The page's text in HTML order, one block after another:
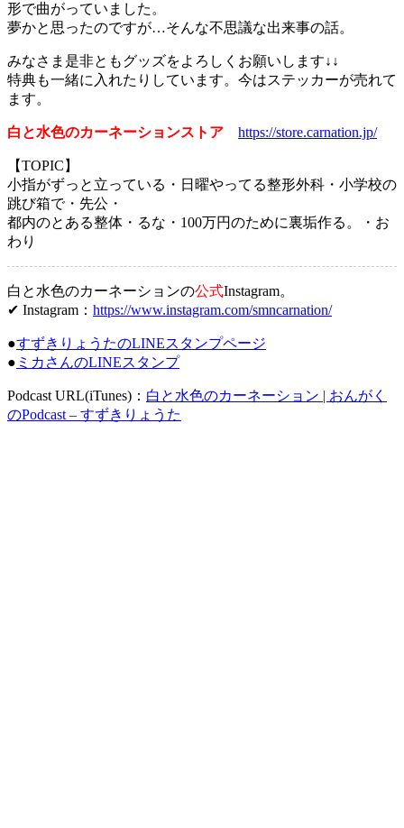
形で曲がっていました。
夢かと思ったのですが…そんな不思議な出来事の話。
みなさま是非ともグッズをよろしくお願いします↓↓
特典も一緒に入れたりしています。今はステッカーが売れて
ます。
白と水色のカーネーションストア https://store.carnation.jp/
【TOPIC】
小指がずっと立っている・日曜やってる整形外科・小学校の
跳び箱で・先公・
都内のとある整体・るな・100万円のために裏垢作る。・お
わり
白と水色のカーネーションの公式Instagram。
✔ Instagram： https://www.instagram.com/smncarnation/
●すずきりょうたのLINEスタンプページ
● ミカさんのLINEスタンプ
Podcast URL(iTunes)： 白と水色のカーネーション | おんがく
のPodcast – すずきりょうた